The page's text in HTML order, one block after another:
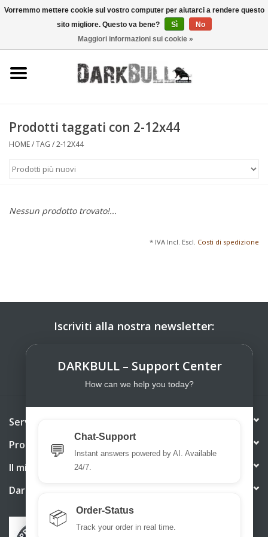
0 Articoli - €0,00
tiro
all'aperto
Prodotti taggati con 2-12x44
HOME/TAG /2-12X44
Nessun prodotto trovato!...
* IVA Incl. Escl. Costi di spedizione
Iscriviti alla nostra newsletter:
Servizio di assistenza
Prodotti
Il mio account
DarkBull TrendStore
Vorremmo mettere cookie sul vostro computer per aiutarci a rendere questo
sito migliore. Questo va bene?
Sì
No
Maggiori informazioni sui cookie »
DARKBULL – Support Center
How can we help you today?
💬
Chat-Support
Instant answers powered by AI. Available
24/7.
📦 Order-Status
Track your order in real time.